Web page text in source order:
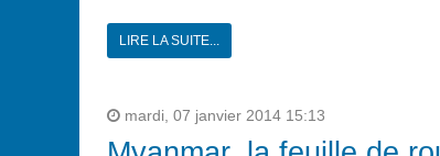
LIRE LA SUITE...
mardi, 07 janvier 2014 15:13